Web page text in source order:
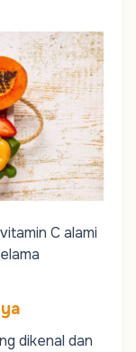
C alami
dikenal dan